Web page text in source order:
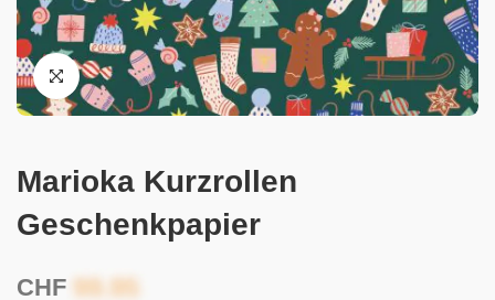
Marioka Kurzrollen
Geschenkpapier
CHF